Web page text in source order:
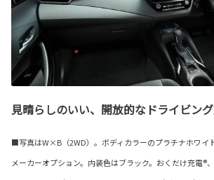
見晴らしのいい、開放的なドライビング
■写真はW×B（2WD）。ボディカラーのプラチナホワイ
メーカーオプション。内装色はブラック。おくだけ充電®